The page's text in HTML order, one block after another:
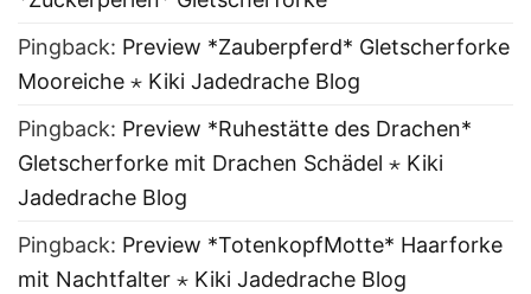
Pingback: Preview *Zauberpferd* Gletscherforke
Mooreiche ⋆ Kiki Jadedrache Blog
Pingback: Preview *Ruhestätte des Drachen*
Gletscherforke mit Drachen Schädel ⋆ Kiki
Jadedrache Blog
Pingback: Preview *TotenkopfMotte* Haarforke
mit Nachtfalter ⋆ Kiki Jadedrache Blog